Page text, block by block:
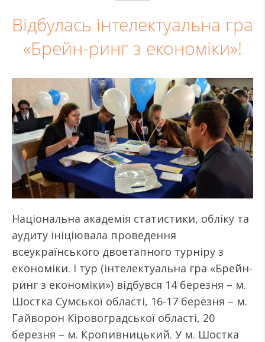
Відбулась інтелектуальна гра
«Брейн-ринг з економіки»!
Національна академія статистики, обліку та
аудиту ініціювала проведення
всеукраїнського двоетапного турніру з
економіки. І тур (інтелектуальна гра «Брейн-
ринг з економіки») відбувся 14 березня – м.
Шостка Сумської області, 16-17 березня – м.
Гайворон Кіровоградської області, 20
березня – м. Кропивницький. У м. Шостка